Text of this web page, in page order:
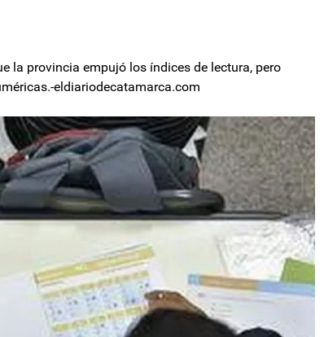
la provincia empujó los índices de lectura, pero
eldiariodecatamarca.com